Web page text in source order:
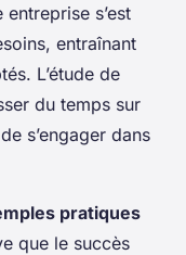
s’est
entraînant
L’étude de
du temps sur
s’engager dans
pratiques
que le succès